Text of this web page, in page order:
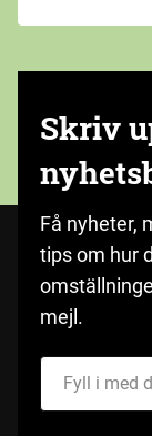
Skriv
Få nyheter,
tips om hur
mejl.